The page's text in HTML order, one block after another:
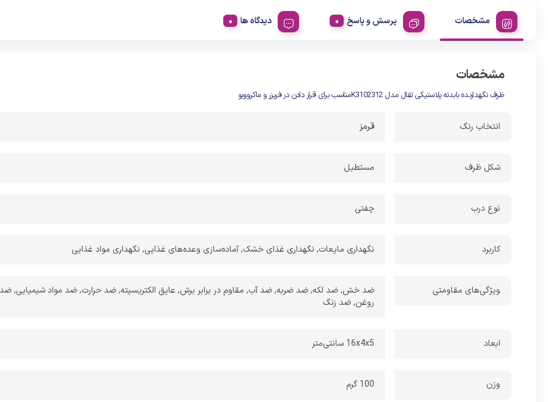
مشخصات پرسش و پاسخ دیدگاه ها
مشخصات
ظرف نگهدارنده بابدنه پلاستیکی تفال مدل K3102312مناسب برای قرار دادن در فریزر و ماکروویو
انتخاب رنگ قرمز
شکل ظرف مستطیل
نوع درب چفتی
کاربرد نگهداری مایعات, نگهداری غذای خشک, آماده‌سازی وعده‌های غذایی, نگهداری مواد غذایی
ویژگی‌های مقاومتی
ضد خش, ضد لکه, ضد ضربه, ضد آب, مقاوم در برابر برش, عایق الکتریسیته, ضد حرارت, ضد مواد شیمیایی, ضد
روغن, ضد زنگ
ابعاد 16x4x5 سانتی‌متر
وزن 100 گرم